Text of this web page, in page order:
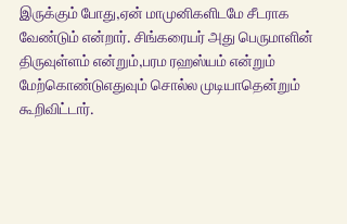
இருக்கும் போது,ஏன் மாமுனிகளிடமே சீடராக
வேண்டும் என்றார். சிங்கரையர் அது பெருமாளின்
திருவுள்ளம் என்றும்,பரம ரஹஸ்யம் என்றும்
மேற்கொண்டுஎதுவும் சொல்ல முடியாதென்றும்
கூறிவிட்டார்.